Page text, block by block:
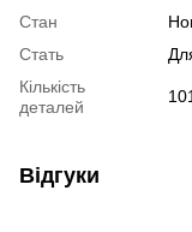
Стан
Стать
Кількість
деталей
Відгуки